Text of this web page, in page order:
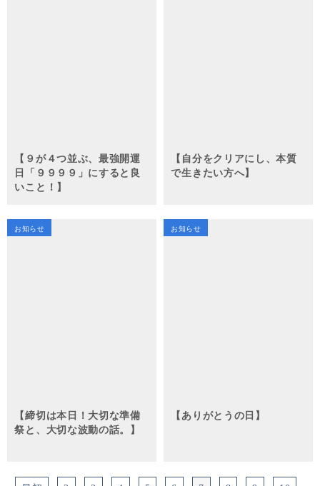
【９が４つ並ぶ、最強開運
日「９９９９」にすると良
いこと！】
【自分をクリアにし、本質
で生きたい方へ】
お知らせ
【締切は本日！大切な準備
祭と、大切な波動の話。】
お知らせ
【ありがとうの日】